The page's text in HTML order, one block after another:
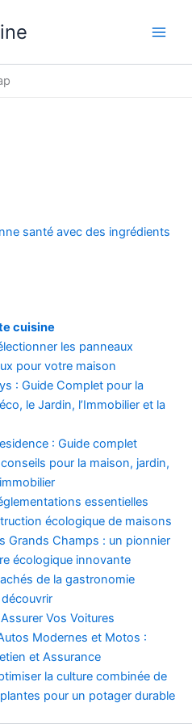
santé avec des ingrédients
cuisine
les panneaux
pour votre maison
: Guide Complet pour la
le Jardin, l’Immobilier et la
: Guide complet
pour la maison, jardin,
essentielles
écologique de maisons
Grands Champs : un pionnier
écologique innovante
de la gastronomie
Vos Voitures
Modernes et Motos :
et Assurance
la culture combinée de
pour un potager durable